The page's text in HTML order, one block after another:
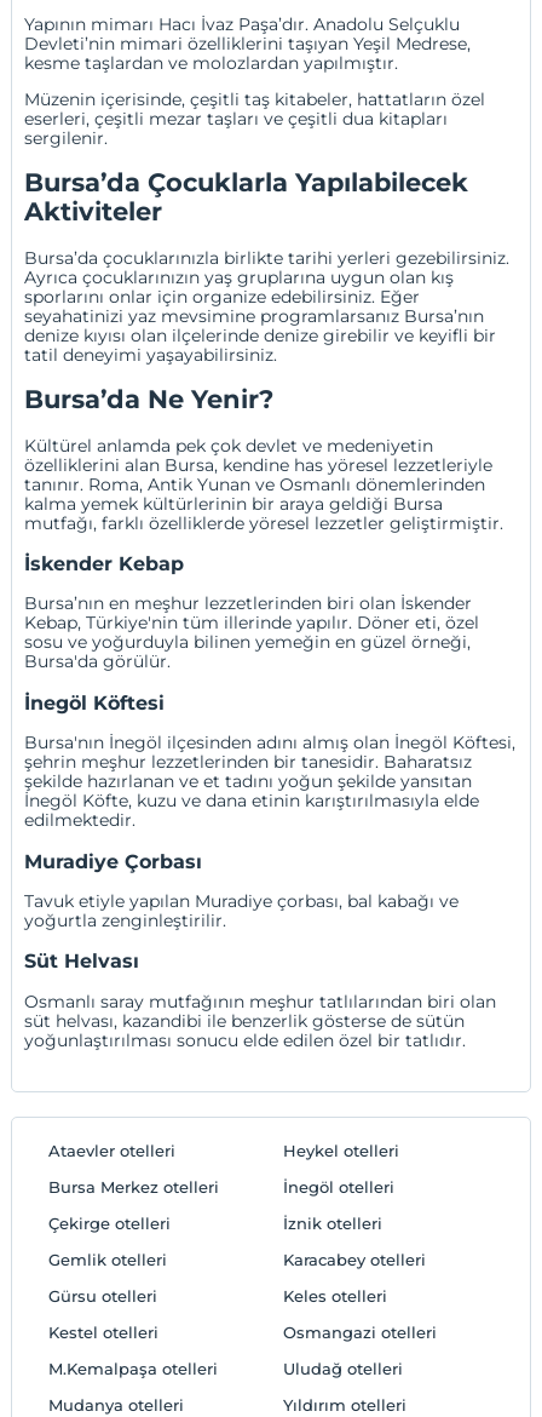
Yapının mimarı Hacı İvaz Paşa’dır. Anadolu Selçuklu
Devleti’nin mimari özelliklerini taşıyan Yeşil Medrese,
kesme taşlardan ve molozlardan yapılmıştır.
Müzenin içerisinde, çeşitli taş kitabeler, hattatların özel
eserleri, çeşitli mezar taşları ve çeşitli dua kitapları
sergilenir.
Bursa’da Çocuklarla Yapılabilecek
Aktiviteler
Bursa’da çocuklarınızla birlikte tarihi yerleri gezebilirsiniz.
Ayrıca çocuklarınızın yaş gruplarına uygun olan kış
sporlarını onlar için organize edebilirsiniz. Eğer
seyahatinizi yaz mevsimine programlarsanız Bursa’nın
denize kıyısı olan ilçelerinde denize girebilir ve keyifli bir
tatil deneyimi yaşayabilirsiniz.
Bursa’da Ne Yenir?
Kültürel anlamda pek çok devlet ve medeniyetin
özelliklerini alan Bursa, kendine has yöresel lezzetleriyle
tanınır. Roma, Antik Yunan ve Osmanlı dönemlerinden
kalma yemek kültürlerinin bir araya geldiği Bursa
mutfağı, farklı özelliklerde yöresel lezzetler geliştirmiştir.
İskender Kebap
Bursa’nın en meşhur lezzetlerinden biri olan İskender
Kebap, Türkiye'nin tüm illerinde yapılır. Döner eti, özel
sosu ve yoğurduyla bilinen yemeğin en güzel örneği,
Bursa'da görülür.
İnegöl Köftesi
Bursa'nın İnegöl ilçesinden adını almış olan İnegöl Köftesi,
şehrin meşhur lezzetlerinden bir tanesidir. Baharatsız
şekilde hazırlanan ve et tadını yoğun şekilde yansıtan
İnegöl Köfte, kuzu ve dana etinin karıştırılmasıyla elde
edilmektedir.
Muradiye Çorbası
Tavuk etiyle yapılan Muradiye çorbası, bal kabağı ve
yoğurtla zenginleştirilir.
Süt Helvası
Osmanlı saray mutfağının meşhur tatlılarından biri olan
süt helvası, kazandibi ile benzerlik gösterse de sütün
yoğunlaştırılması sonucu elde edilen özel bir tatlıdır.
Ataevler otelleri
Bursa Merkez otelleri
Çekirge otelleri
Gemlik otelleri
Gürsu otelleri
Heykel otelleri
İnegöl otelleri
İznik otelleri
Karacabey otelleri
Keles otelleri
Kestel otelleri
M.Kemalpaşa otelleri
Mudanya otelleri
Osmangazi otelleri
Uludağ otelleri
Yıldırım otelleri